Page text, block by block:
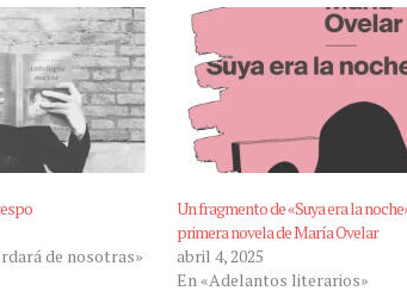
de nosotras»
Un fragmento de «Suya era la
primera novela de María Ovelar
abril 4, 2025
En «Adelantos literarios»